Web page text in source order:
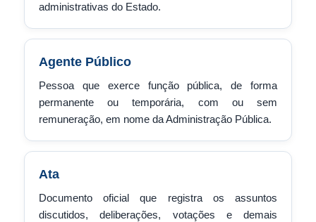
administrativas do Estado.
Agente Público
Pessoa que exerce função pública, de forma
permanente ou temporária, com ou sem
remuneração, em nome da Administração Pública.
Ata
Documento oficial que registra os assuntos
discutidos, deliberações, votações e demais